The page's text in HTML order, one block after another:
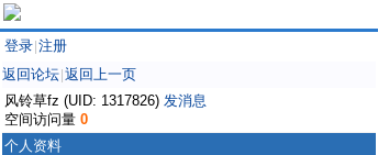
登录 注册
返回论坛 返回上一页
风铃草fz (UID: 1317826) 发消息
空间访问量 0
个人资料